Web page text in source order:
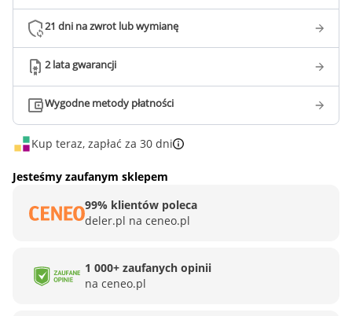
21 dni na zwrot lub wymianę
2 lata gwarancji
Wygodne metody płatności
Kup teraz, zapłać za 30 dni
Jesteśmy zaufanym sklepem
99% klientów poleca
deler.pl na ceneo.pl
1 000+ zaufanych opinii
na ceneo.pl